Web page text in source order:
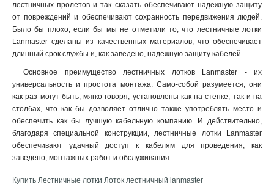
лестничных пролетов и так сказать обеспечивают надежную защиту
от повреждений и обеспечивают сохранность передвижения людей.
Было бы плохо, если бы мы не отметили то, что лестничные лотки
Lanmaster сделаны из качественных материалов, что обеспечивает
длинный срок службы и, как заведено, надежную защиту кабелей.
Основное преимущество лестничных лотков Lanmaster - их
универсальность и простота монтажа. Само-собой разумеется, они
как раз могут быть, мягко говоря, установлены как на стенке, так и на
столбах, что как бы дозволяет отлично также употреблять место и
обеспечить как бы лучшую кабельную компанию. И действительно,
благодаря специальной конструкции, лестничные лотки Lanmaster
обеспечивают удачный доступ к кабелям для проведения, как
заведено, монтажных работ и обслуживания.
Купить Лестничные лотки Лоток лестничный lanmaster